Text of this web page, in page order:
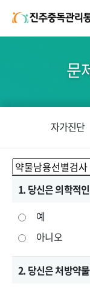
문
자가진단
1. 당신은 의학적
예
아니오
2. 당신은 처방약